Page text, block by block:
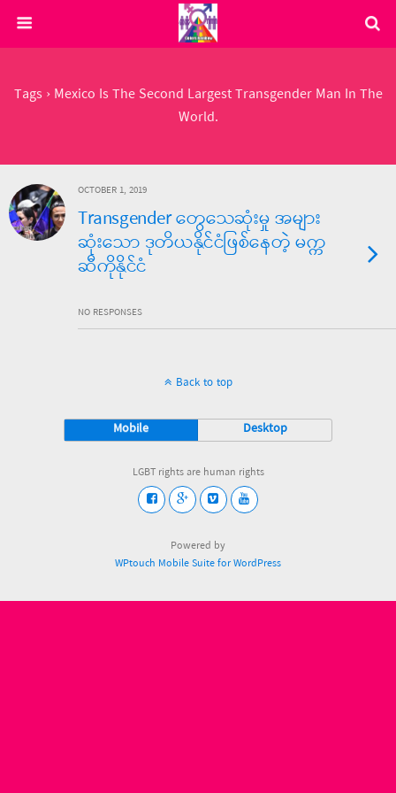
Tags › Mexico Is The Second Largest Transgender Man In The
World.
OCTOBER 1, 2019
Transgender တွေသေဆုံးမှု အများ
ဆုံးသော ဒုတိယနိုင်ငံဖြစ်နေတဲ့ မက္က
ဆီကိုနိုင်ငံ
NO RESPONSES
Back to top
Mobile Desktop
LGBT rights are human rights
Powered by
WPtouch Mobile Suite for WordPress